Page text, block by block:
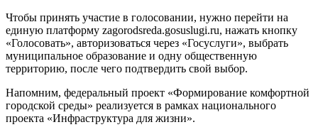
Чтобы принять участие в голосовании, нужно перейти на
единую платформу zagorodsreda.gosuslugi.ru, нажать кнопку
«Голосовать», авторизоваться через «Госуслуги», выбрать
муниципальное образование и одну общественную
территорию, после чего подтвердить свой выбор.
Напомним, федеральный проект «Формирование комфортной
городской среды» реализуется в рамках национального
проекта «Инфраструктура для жизни».